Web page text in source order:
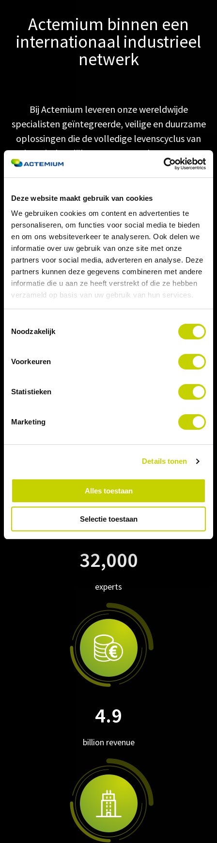
Deze website maakt gebruik van cookies
We gebruiken cookies om content en advertenties te
personaliseren, om functies voor social media te bieden
en om ons websiteverkeer te analyseren. Ook delen we
informatie over uw gebruik van onze site met onze
partners voor social media, adverteren en analyse. Deze
partners kunnen deze gegevens combineren met andere
informatie die u aan ze heeft verstrekt of die ze hebben
verzameld op basis van uw gebruik van hun services.
Noodzakelijk
Voorkeuren
Statistieken
Marketing
Details tonen
Alles toestaan
Selectie toestaan
Actemium binnen een
internationaal industrieel
netwerk
Bij Actemium leveren onze wereldwijde
specialisten geïntegreerde, veilige en duurzame
oplossingen die de volledige levenscyclus van
jouw industriële processen ondersteunen.
Dankzij ons sterke netwerk bieden wij efficiënte,
kant‑en‑klare oplossingen die jouw
operationele efficiëntie verhogen en kosten
verlagen.
Actemium is het industriële merk van VINCI
Energies en opereert binnen een internationaal
industrieel netwerk. Binnen dit netwerk werken
gespecialiseerde industriële teams samen en
delen zij kennis, ervaring en technologische
expertise. Zo combineren we ondernemerschap
en specialistische vakkennis met internationale
32,000
experts
4.9
billion revenue